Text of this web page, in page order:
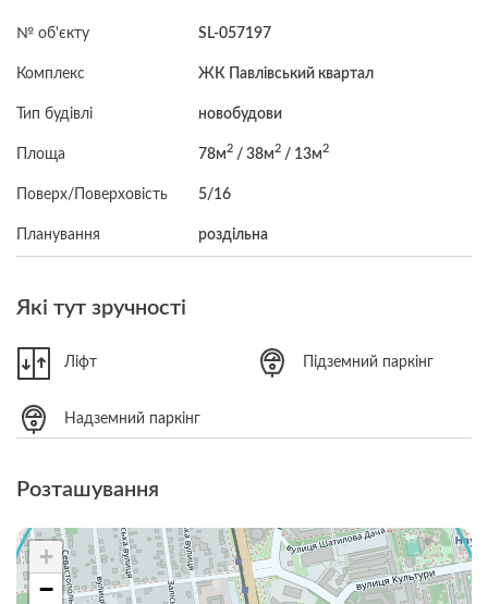
№ об'єкту SL-057197
Комплекс ЖК Павлівський квартал
Тип будівлі новобудови
Площа 78м2 / 38м2 / 13м2
Поверх/Поверховість 5/16
Планування роздільна
Які тут зручності
Ліфт Підземний паркінг
Надземний паркінг
Розташування
+
−